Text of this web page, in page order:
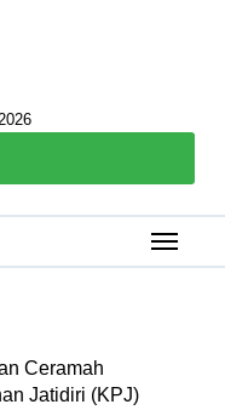
Ceramah
Jatidiri (KPJ)